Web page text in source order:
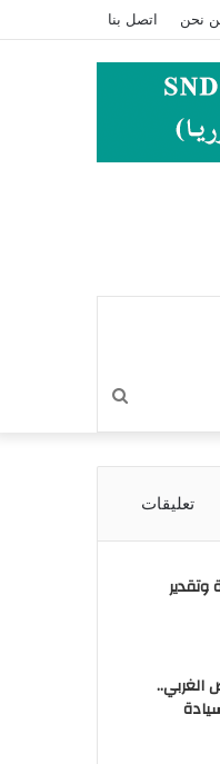
نحن اتصل بنا
بحث
عن
تعليقات
وتقدير